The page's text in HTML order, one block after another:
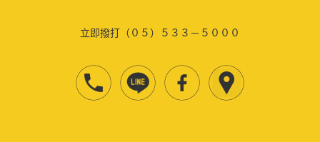
立即撥打（０５）５３３－５０００